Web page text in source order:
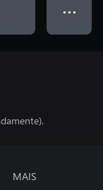
● ● ●
MAIS